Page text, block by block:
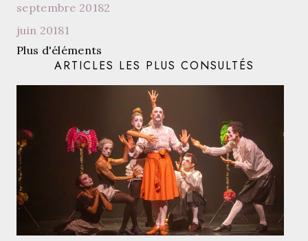
septembre 20182
juin 20181
Plus d'éléments
ARTICLES LES PLUS CONSULTÉS